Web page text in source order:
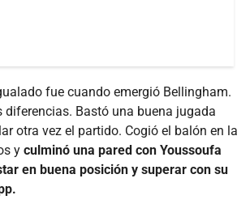
fue cuando emergió Bellingham.
diferencias. Bastó una buena jugada
otra vez el partido. Cogió el balón en la
y culminó una pared con Youssoufa
en buena posición y superar con su